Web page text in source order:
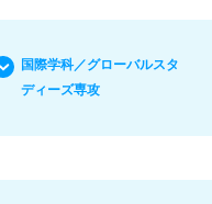
国際学科／グローバルスタ
ディーズ専攻